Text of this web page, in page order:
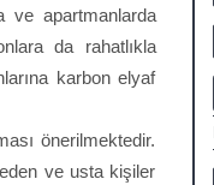
ve apartmanlarda
da rahatlıkla
karbon elyaf
önerilmektedir.
ve usta kişiler